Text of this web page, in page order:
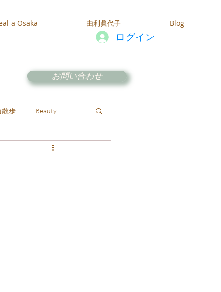
a Osaka 由利眞代子 Blog
ログイン
お問い合わせ
散歩 Beauty